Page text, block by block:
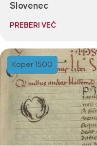
Slovenec
PREBERI VEČ
Koper 1500